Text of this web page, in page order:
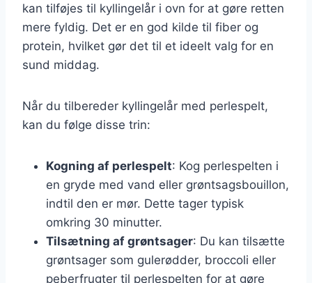
kan tilføjes til kyllingelår i ovn for at gøre retten
mere fyldig. Det er en god kilde til fiber og
protein, hvilket gør det til et ideelt valg for en
sund middag.
Når du tilbereder kyllingelår med perlespelt,
kan du følge disse trin:
Kogning af perlespelt: Kog perlespelten i
en gryde med vand eller grøntsagsbouillon,
indtil den er mør. Dette tager typisk
omkring 30 minutter.
Tilsætning af grøntsager: Du kan tilsætte
grøntsager som gulerødder, broccoli eller
peberfrugter til perlespelten for at gøre